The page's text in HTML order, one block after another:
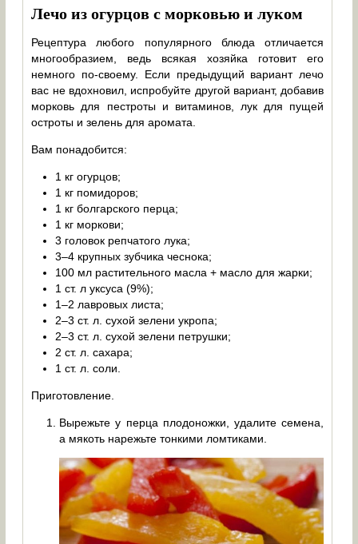
Лечо из огурцов с морковью и луком
Рецептура любого популярного блюда отличается
многообразием, ведь всякая хозяйка готовит его
немного по-своему. Если предыдущий вариант лечо
вас не вдохновил, испробуйте другой вариант, добавив
морковь для пестроты и витаминов, лук для пущей
остроты и зелень для аромата.
Вам понадобится:
1 кг огурцов;
1 кг помидоров;
1 кг болгарского перца;
1 кг моркови;
3 головок репчатого лука;
3–4 крупных зубчика чеснока;
100 мл растительного масла + масло для жарки;
1 ст. л уксуса (9%);
1–2 лавровых листа;
2–3 ст. л. сухой зелени укропа;
2–3 ст. л. сухой зелени петрушки;
2 ст. л. сахара;
1 ст. л. соли.
Приготовление.
Вырежьте у перца плодоножки, удалите семена,
а мякоть нарежьте тонкими ломтиками.